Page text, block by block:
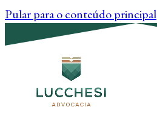
Pular para o conteúdo principal